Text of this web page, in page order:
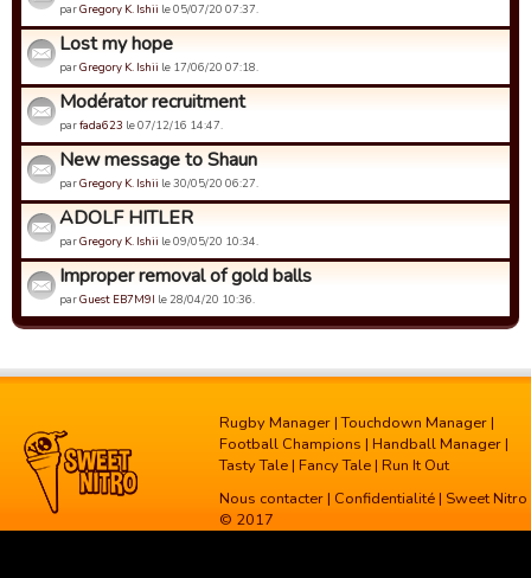
parGregory K. Ishii le 05/07/20 07:37.
Lost my hope
parGregory K. Ishii le 17/06/20 07:18.
Modérator recruitment
parfada623 le 07/12/16 14:47.
New message to Shaun
parGregory K. Ishii le 30/05/20 06:27.
ADOLF HITLER
parGregory K. Ishii le 09/05/20 10:34.
Improper removal of gold balls
parGuest EB7M9I le 28/04/20 10:36.
Rugby Manager |Touchdown Manager |
Football Champions | Handball Manager |
Tasty Tale | Fancy Tale | Run It Out
Nous contacter | Confidentialité | Sweet Nitro
© 2017